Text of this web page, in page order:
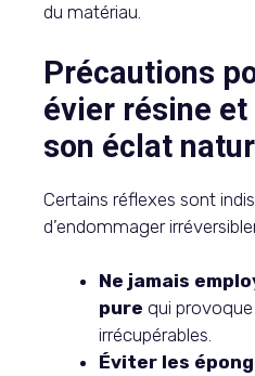
du matériau.
Précautions
évier résine
son éclat
Certains réflexes sont
d’endommager
Ne jamais
pure qui
irrécupérables.
Éviter les